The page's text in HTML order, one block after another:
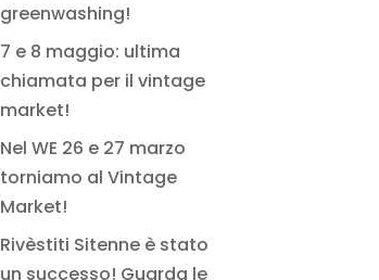
greenwashing!
7 e 8 maggio: ultima
chiamata per il vintage
market!
Nel WE 26 e 27 marzo
torniamo al Vintage
Market!
Rivèstiti Sitenne è stato
un successo! Guarda le